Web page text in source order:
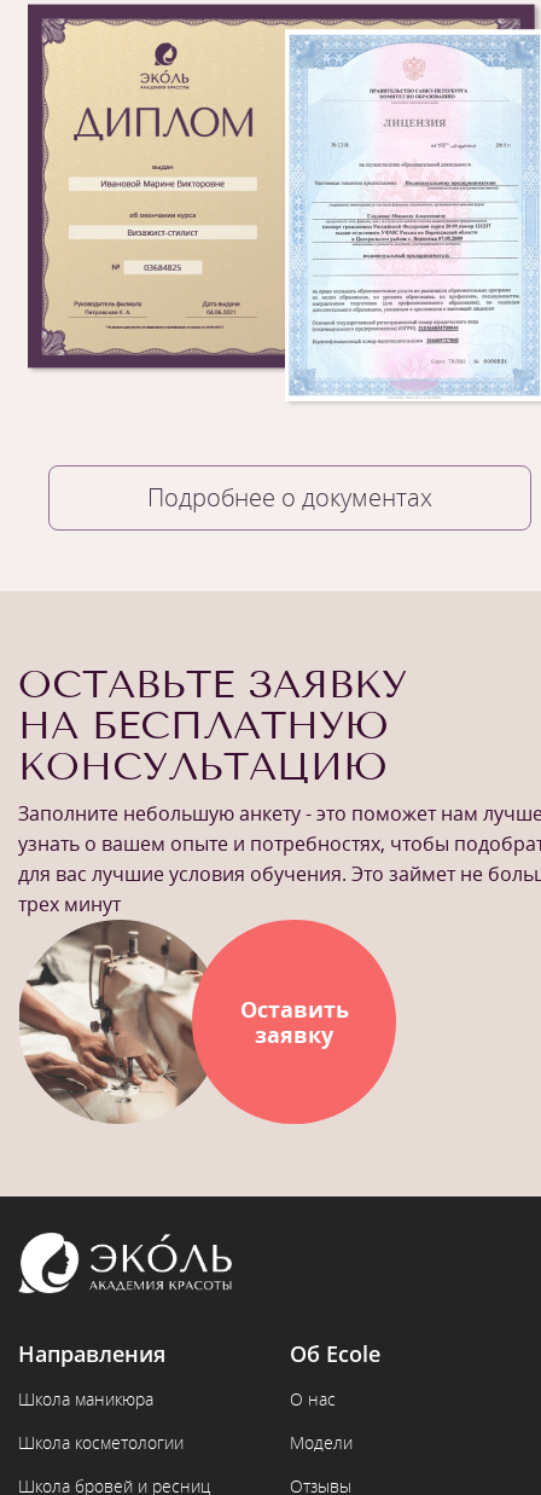
Подробнее о документах
ОСТАВЬТЕ ЗАЯВКУ
НА БЕСПЛАТНУЮ
КОНСУЛЬТАЦИЮ
Заполните небольшую анкету - это поможет нам
узнать о вашем опыте и потребностях, чтобы
для вас лучшие условия обучения. Это займет не
трех минут
Оставить
заявку
Направления
Школа маникюра
Школа косметологии
Школа бровей и ресниц
Об Ecole
О нас
Модели
Отзывы